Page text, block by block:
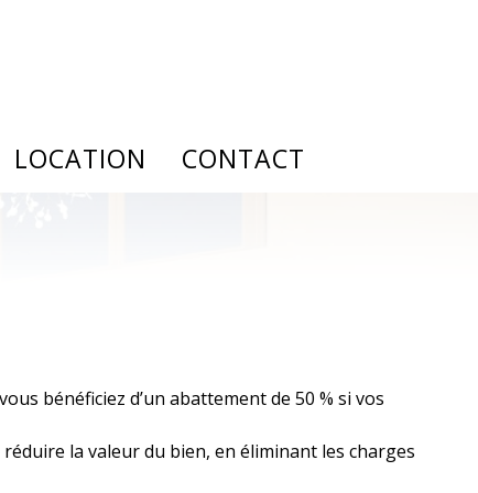
emprunteur
LOCATION CONTACT
bénéficiez d’un abattement de 50 % si vos
la valeur du bien, en éliminant les charges